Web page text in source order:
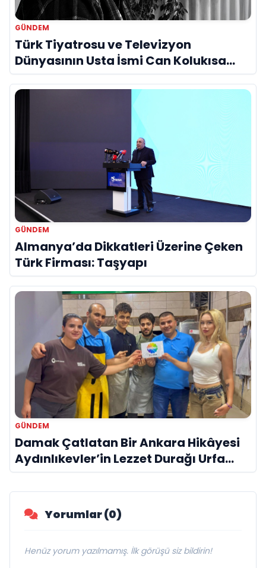
GÜNDEM
Türk Tiyatrosu ve Televizyon
Dünyasının Usta İsmi Can Kolukısa
Hayatını Kaybetti
GÜNDEM
Almanya’da Dikkatleri Üzerine Çeken
Türk Firması: Taşyapı
GÜNDEM
Damak Çatlatan Bir Ankara Hikâyesi
Aydınlıkevler’in Lezzet Durağı Urfa
Damak
Yorumlar (0)
Henüz yorum yazılmamış. İlk görüşü siz bildirin!